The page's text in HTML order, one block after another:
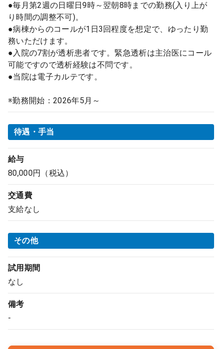
●毎月第2週の日曜日9時～翌朝8時までの勤務(入り上が
り時間の調整不可)。
●病棟からのコールが1日3回程度を想定で、ゆったり勤
務いただけます。
●入院の7割が透析患者です。緊急透析は主治医にコール
可能ですので透析経験は不問です。
●当院は電子カルテです。
※勤務開始：2026年5月～
待遇・手当
給与
80,000円（税込）
交通費
支給なし
その他
試用期間
なし
備考
-